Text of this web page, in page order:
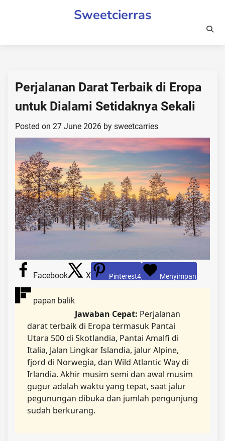
Sweetcierras
Perjalanan Darat Terbaik di Eropa
untuk Dialami Setidaknya Sekali
Posted on 27 June 2026 by sweetcarries
Facebook X Pinterest4 Menyimpan
papan balik
Jawaban Cepat: Perjalanan
darat terbaik di Eropa termasuk Pantai
Utara 500 di Skotlandia, Pantai Amalfi di
Italia, Jalan Lingkar Islandia, jalur Alpine,
fjord di Norwegia, dan Wild Atlantic Way di
Irlandia. Akhir musim semi dan awal musim
gugur adalah waktu yang tepat, saat jalur
pegunungan dibuka dan jumlah pengunjung
sudah berkurang.